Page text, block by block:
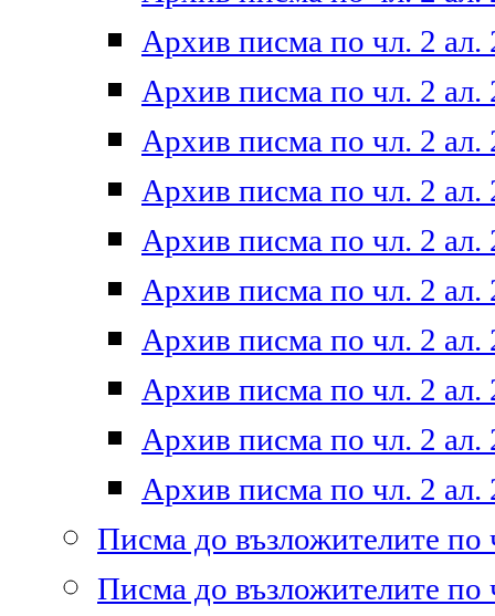
Архив писма по чл. 2 ал.
Архив писма по чл. 2 ал.
Архив писма по чл. 2 ал.
Архив писма по чл. 2 ал.
Архив писма по чл. 2 ал.
Архив писма по чл. 2 ал.
Архив писма по чл. 2 ал.
Архив писма по чл. 2 ал.
Архив писма по чл. 2 ал.
Архив писма по чл. 2 ал.
Писма до възложителите по
Писма до възложителите по